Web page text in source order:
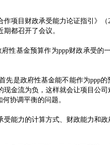
项目财政承受能力论证指引》（
都召开了会议。
性基金预算作为ppp财政承受的
先是政府性基金能不能作为ppp的
金流为负，这样就会让项目公
协调平衡的问题。
能力的计算方式、财政能力和政